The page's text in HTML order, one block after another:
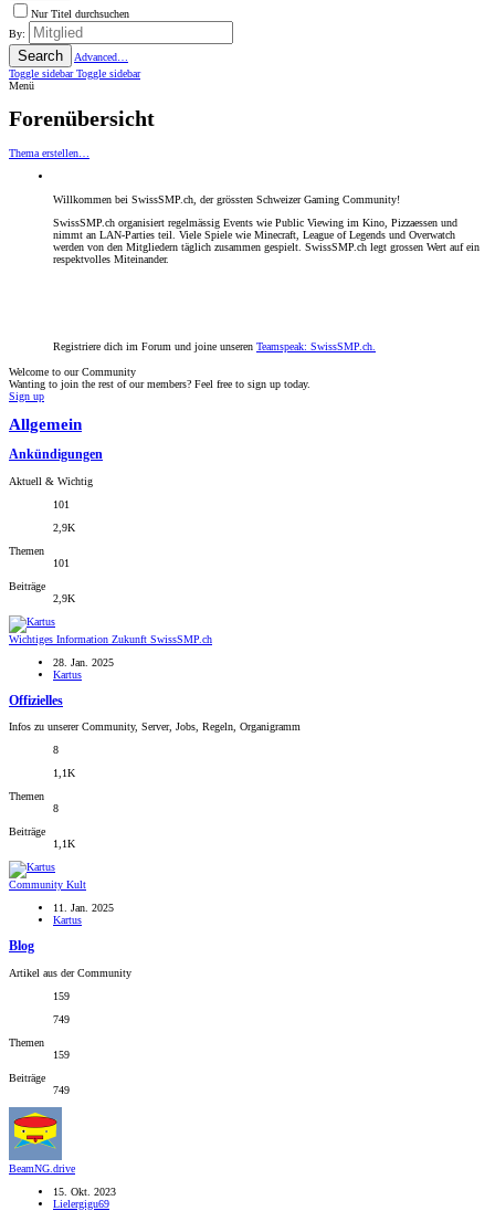
Nur Titel durchsuchen
By:
Search
Advanced…
Toggle sidebar Toggle sidebar
Menü
Forenübersicht
Thema erstellen…
Willkommen bei SwissSMP.ch, der grössten Schweizer Gaming Community!
SwissSMP.ch organisiert regelmässig Events wie Public Viewing im Kino, Pizzaessen und
nimmt an LAN-Parties teil. Viele Spiele wie Minecraft, League of Legends und Overwatch
werden von den Mitgliedern täglich zusammen gespielt. SwissSMP.ch legt grossen Wert auf ein
respektvolles Miteinander.
Registriere dich im Forum und joine unseren Teamspeak: SwissSMP.ch.
Welcome to our Community
Wanting to join the rest of our members? Feel free to sign up today.
Sign up
Allgemein
Ankündigungen
Aktuell & Wichtig
101
2,9K
Themen
101
Beiträge
2,9K
Wichtiges Information Zukunft SwissSMP.ch
28. Jan. 2025
Kartus
Offizielles
Infos zu unserer Community, Server, Jobs, Regeln, Organigramm
8
1,1K
Themen
8
Beiträge
1,1K
Community Kult
11. Jan. 2025
Kartus
Blog
Artikel aus der Community
159
749
Themen
159
Beiträge
749
BeamNG.drive
15. Okt. 2023
Lielergigu69